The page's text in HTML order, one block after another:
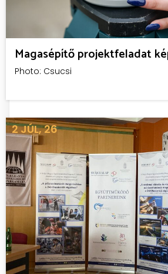
Magasépítő projektfeladat
Photo: Csucsi
2JÚL, 26